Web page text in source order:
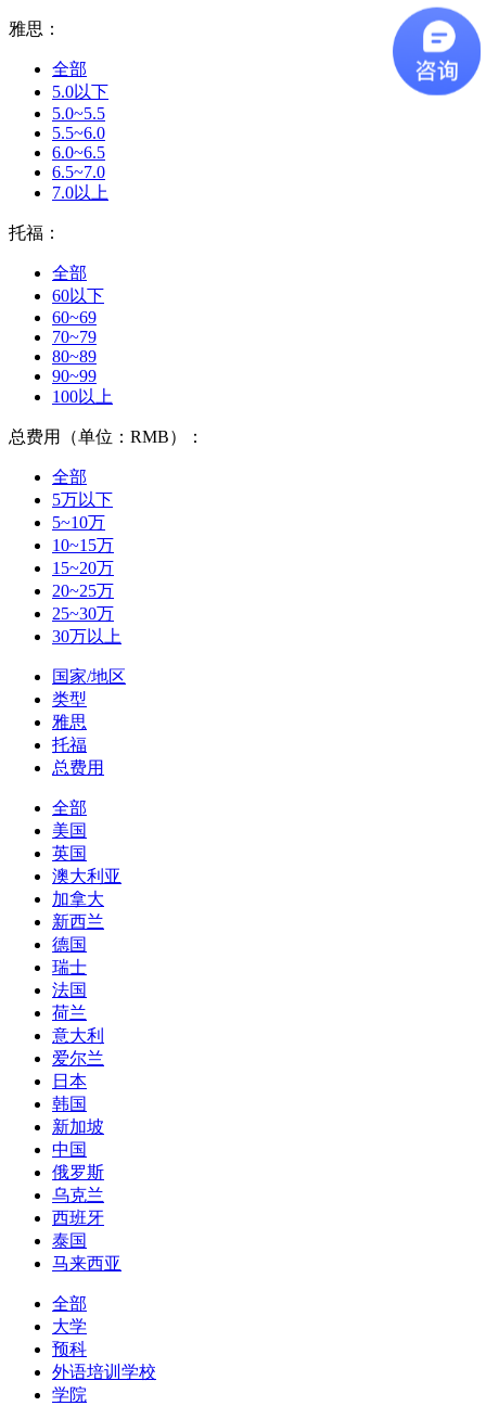
雅思：
全部
5.0以下
5.0~5.5
5.5~6.0
6.0~6.5
6.5~7.0
7.0以上
托福：
全部
60以下
60~69
70~79
80~89
90~99
100以上
总费用（单位：RMB）：
全部
5万以下
5~10万
10~15万
15~20万
20~25万
25~30万
30万以上
国家/地区
类型
雅思
托福
总费用
全部
美国
英国
澳大利亚
加拿大
新西兰
德国
瑞士
法国
荷兰
意大利
爱尔兰
日本
韩国
新加坡
中国
俄罗斯
乌克兰
西班牙
泰国
马来西亚
全部
大学
预科
外语培训学校
学院